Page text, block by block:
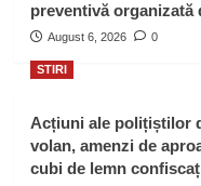
preventivă
August 6, 2026 0
STIRI
Acțiuni ale polițiștilor
volan, amenzi de
cubi de lemn